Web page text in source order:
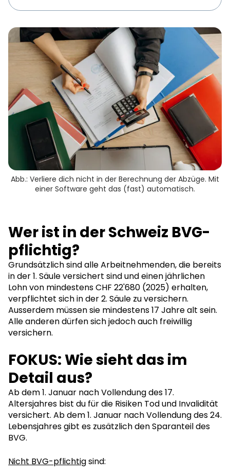
Abb.: Verliere dich nicht in der Berechnung der Abzüge. Mit
einer Software geht das (fast) automatisch.
Wer ist in der Schweiz BVG-
pflichtig?
Grundsätzlich sind alle Arbeitnehmenden, die bereits
in der 1. Säule versichert sind und einen jährlichen
Lohn von mindestens CHF 22'680 (2025) erhalten,
verpflichtet sich in der 2. Säule zu versichern.
Ausserdem müssen sie mindestens 17 Jahre alt sein.
Alle anderen dürfen sich jedoch auch freiwillig
versichern.
FOKUS: Wie sieht das im
Detail aus?
Ab dem 1. Januar nach Vollendung des 17.
Altersjahres bist du für die Risiken Tod und Invalidität
versichert. Ab dem 1. Januar nach Vollendung des 24.
Lebensjahres gibt es zusätzlich den Sparanteil des
BVG.
Nicht BVG-pflichtigsind: